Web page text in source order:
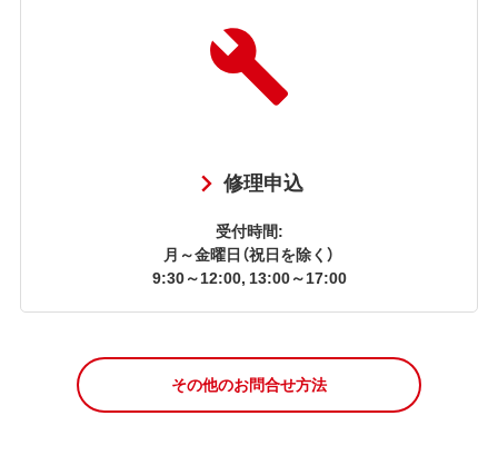
修理申込
受付時間:
月～金曜日（祝日を除く）
9:30～12:00, 13:00～17:00
その他のお問合せ方法